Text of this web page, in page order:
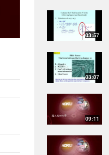
03:57
03:07
09:11